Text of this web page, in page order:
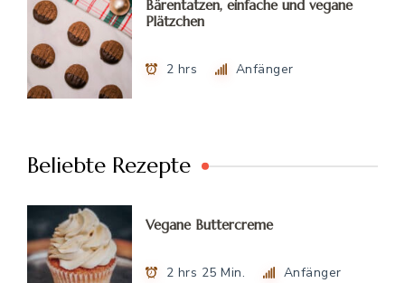
Bärentatzen, einfache und vegane
Plätzchen
2 hrs Anfänger
Beliebte Rezepte
Vegane Buttercreme
2 hrs 25 Min. Anfänger